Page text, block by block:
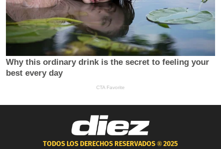
TODOS LOS DERECHOS RESERVADOS ®2025